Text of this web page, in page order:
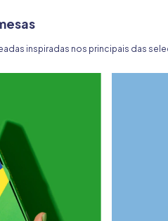
inspiradas nos principais das